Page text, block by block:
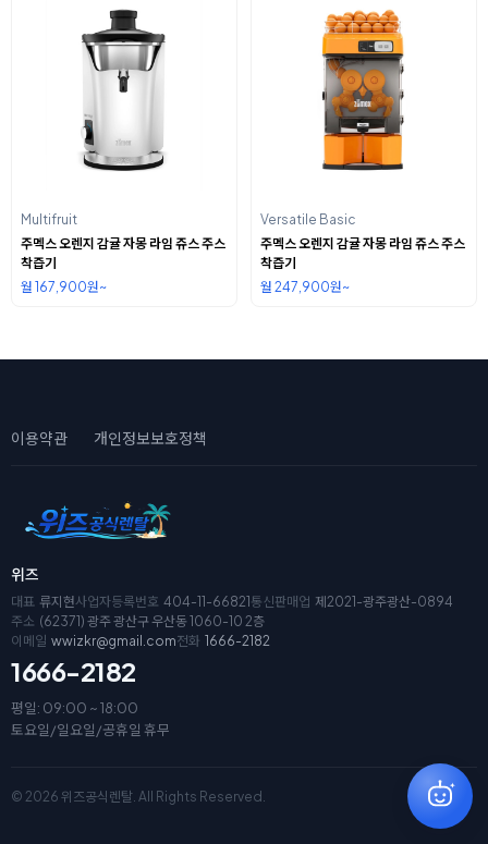
Multifruit
주멕스 오렌지 감귤 자몽 라임 쥬스 주스
착즙기
월 167,900원~
Versatile Basic
주멕스 오렌지 감귤 자몽 라임 쥬스 주스
착즙기
월 247,900원~
이용약관 개인정보보호정책
위즈
대표 류지현사업자등록번호 404-11-66821 통신판매업 제2021-광주광산-0894
주소 (62371) 광주 광산구 우산동 1060-10 2층
이메일 wwizkr@gmail.com전화 1666-2182
1666-2182
평일: 09:00 ~ 18:00
토요일/일요일/공휴일 휴무
© 2026 위즈공식렌탈. All Rights Reserved.